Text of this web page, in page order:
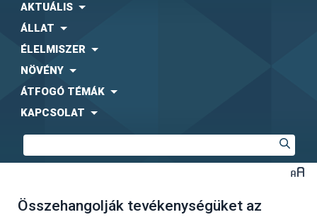
AKTUÁLIS
ÁLLAT
ÉLELMISZER
NÖVÉNY
ÁTFOGÓ TÉMÁK
KAPCSOLAT
Összehangolják tevékenységüket az